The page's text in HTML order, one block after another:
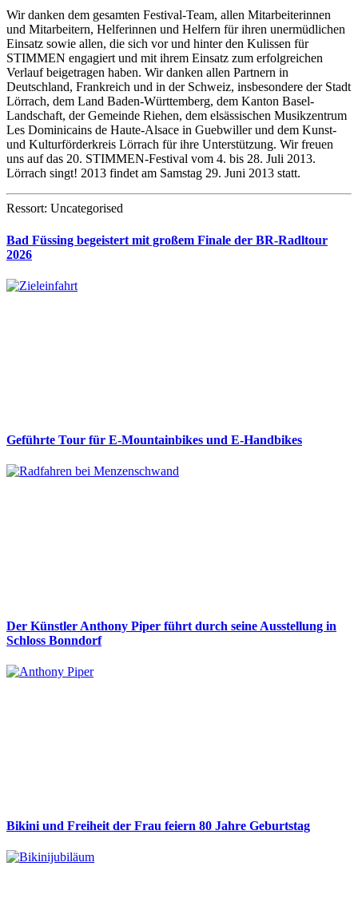
Wir danken dem gesamten Festival-Team, allen Mitarbeiterinnen
und Mitarbeitern, Helferinnen und Helfern für ihren unermüdlichen
Einsatz sowie allen, die sich vor und hinter den Kulissen für
STIMMEN engagiert und mit ihrem Einsatz zum erfolgreichen
Verlauf beigetragen haben. Wir danken allen Partnern in
Deutschland, Frankreich und in der Schweiz, insbesondere der Stadt
Lörrach, dem Land Baden-Württemberg, dem Kanton Basel-
Landschaft, der Gemeinde Riehen, dem elsässischen Musikzentrum
Les Dominicains de Haute-Alsace in Guebwiller und dem Kunst-
und Kulturförderkreis Lörrach für ihre Unterstützung. Wir freuen
uns auf das 20. STIMMEN-Festival vom 4. bis 28. Juli 2013.
Lörrach singt! 2013 findet am Samstag 29. Juni 2013 statt.
Ressort: Uncategorised
Bad Füssing begeistert mit großem Finale der BR-Radltour
2026
Geführte Tour für E-Mountainbikes und E-Handbikes
Der Künstler Anthony Piper führt durch seine Ausstellung in
Schloss Bonndorf
Bikini und Freiheit der Frau feiern 80 Jahre Geburtstag